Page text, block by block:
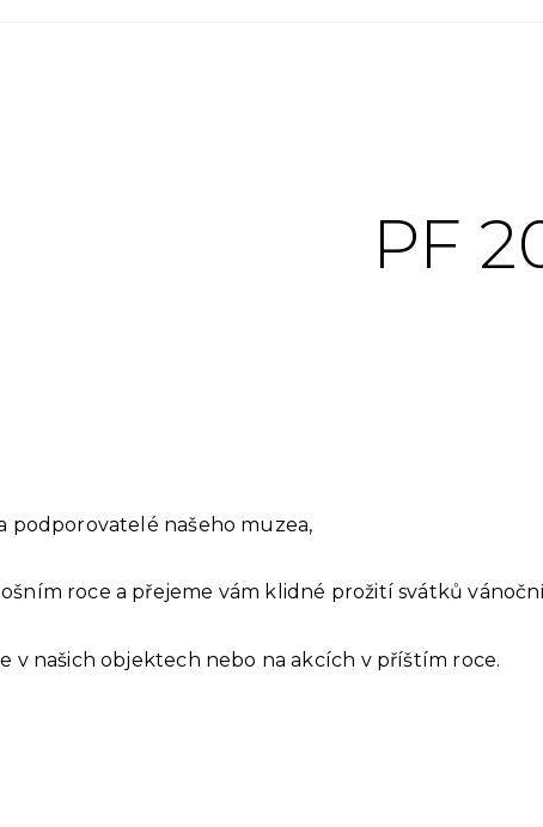
PF
podporovatelé našeho muzea,
roce a přejeme vám klidné prožití svátků
v našich objektech nebo na akcích v příštím roce.